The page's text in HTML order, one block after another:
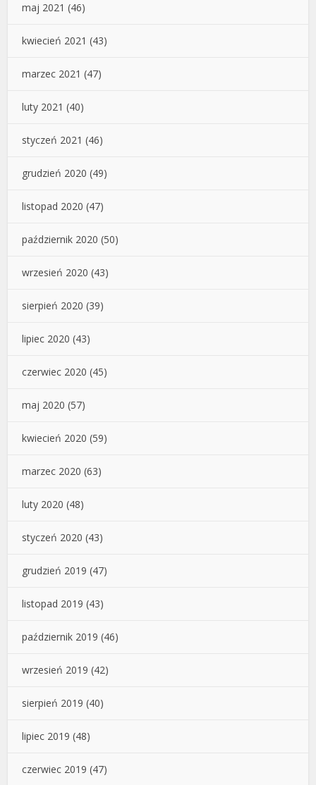
maj 2021 (46)
kwiecień 2021 (43)
marzec 2021 (47)
luty 2021 (40)
styczeń 2021 (46)
grudzień 2020 (49)
listopad 2020 (47)
październik 2020 (50)
wrzesień 2020 (43)
sierpień 2020 (39)
lipiec 2020 (43)
czerwiec 2020 (45)
maj 2020 (57)
kwiecień 2020 (59)
marzec 2020 (63)
luty 2020 (48)
styczeń 2020 (43)
grudzień 2019 (47)
listopad 2019 (43)
październik 2019 (46)
wrzesień 2019 (42)
sierpień 2019 (40)
lipiec 2019 (48)
czerwiec 2019 (47)